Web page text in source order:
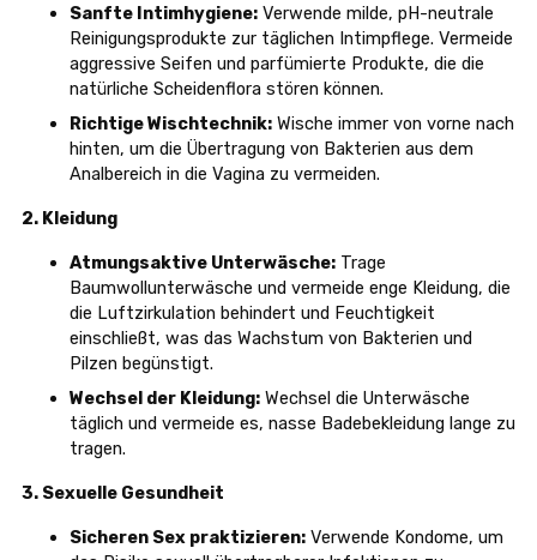
Sanfte Intimhygiene: Verwende milde, pH-neutrale
Reinigungsprodukte zur täglichen Intimpflege. Vermeide
aggressive Seifen und parfümierte Produkte, die die
natürliche Scheidenflora stören können.
Richtige Wischtechnik: Wische immer von vorne nach
hinten, um die Übertragung von Bakterien aus dem
Analbereich in die Vagina zu vermeiden.
2. Kleidung
Atmungsaktive Unterwäsche: Trage
Baumwollunterwäsche und vermeide enge Kleidung, die
die Luftzirkulation behindert und Feuchtigkeit
einschließt, was das Wachstum von Bakterien und
Pilzen begünstigt.
Wechsel der Kleidung: Wechsel die Unterwäsche
täglich und vermeide es, nasse Badebekleidung lange zu
tragen.
3. Sexuelle Gesundheit
Sicheren Sex praktizieren: Verwende Kondome, um